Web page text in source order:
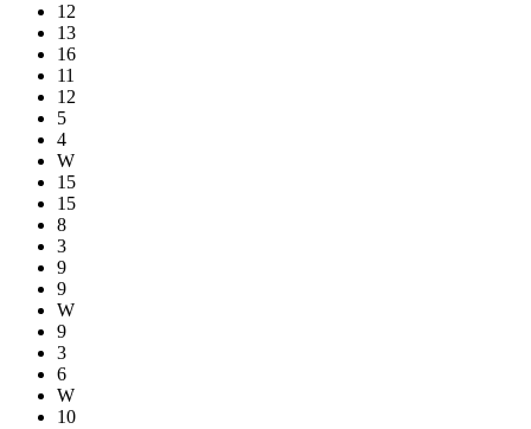
12
13
16
11
12
5
4
W
15
15
8
3
9
9
W
9
3
6
W
10